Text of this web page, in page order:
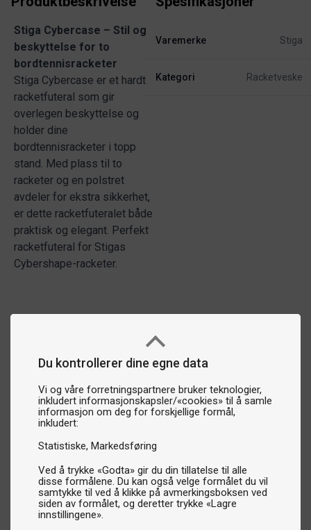
Du kontrollerer dine egne data
Vi og våre forretningspartnere bruker teknologier,
inkludert informasjonskapsler/«cookies» til å samle
informasjon om deg for forskjellige formål,
inkludert:
Statistiske Markedsføring
Ved å trykke «Godta» gir du din tillatelse til alle
disse formålene. Du kan også velge formålet du vil
samtykke til ved å klikke på avmerkingsboksen ved
siden av formålet, og deretter trykke «Lagre
innstillingene».
Stiga Cybercase – Stil og
beskyttelse for to
bordtennisracketer
Stiga Cybercase er et hardt
racketfuteral som gir
overlegen beskyttelse og
holder dine
bordtennisracketer i topp
stand. Med plass til to
racketer og en polstret
avdeler for ekstra sikkerhet,
er dette racketfuteralet både
praktisk og elegant. Perfekt
racketfuteral for Stigas
Cybershape-racketer.
Varemerke Stiga
Kategori Racketveske